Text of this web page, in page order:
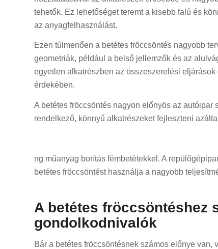
tehetők. Ez lehetőséget teremt a kisebb falú és
az anyagfelhasználást.
Ezen túlmenően a betétes fröccsöntés nagyobb
geometriák, például a belső jellemzők és az
egyetlen alkatrészben az összeszerelési
érdekében.
A betétes fröccsöntés nagyon előnyös az autóipar
rendelkező, könnyű alkatrészeket fejleszteni
ng műanyag borítás fémbetétekkel. A
betétes fröccsöntést használja a nagyobb
A betétes fröccsöntéshez
gondolkodnivalók
Bár a betétes fröccsöntésnek számos előnye